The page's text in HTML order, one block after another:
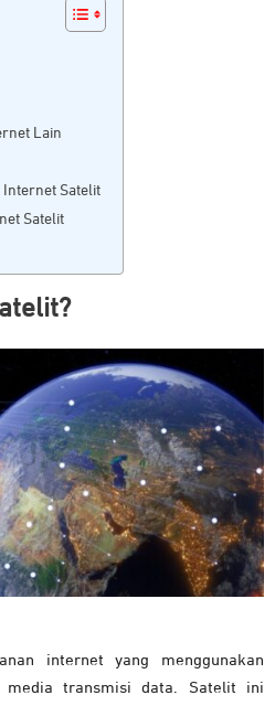
Lain
Internet Satelit
Satelit
internet yang menggunakan
media transmisi data. Satelit ini